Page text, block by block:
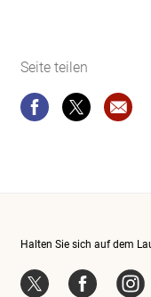
Seite teilen
Seite teilenSeite teilen
Halten Sie sich auf dem
Twitter Facebook